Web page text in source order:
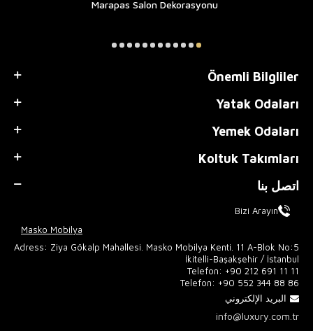
Marapas Salon Dekorasyonu
Önemli Bilgliler
Yatak Odaları
Yemek Odaları
Koltuk Takımları
اتصل بنا
Bizi Arayın
Masko Mobilya
Adress: Ziya Gökalp Mahallesi. Masko Mobilya Kenti. 11 A-Blok No:5
İkitelli-Başakşehir / İstanbul
Telefon: +90 212 691 11 11
Telefon: +90 552 344 88 86
البريد الإلكتروني
info@luxury.com.tr